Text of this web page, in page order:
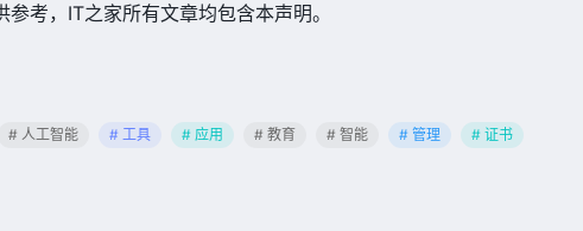
考，IT之家所有文章均包含本声明。
# 人工智能 # 工具 # 应用 # 教育 # 智能 # 管理
# 证书